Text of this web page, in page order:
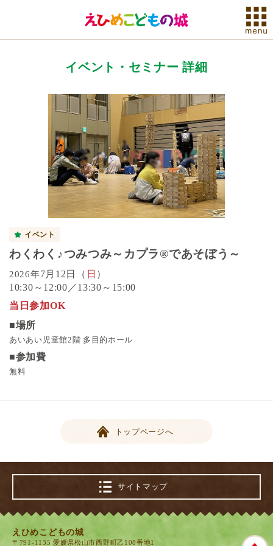
イベント・セミナー 詳細
イベント
わくわく♪つみつみ～カプラ®であそぼう～
2026年7月12日（ 日 ）
10:30～12:00／13:30～15:00
当日参加OK
■場所
あいあい児童館2階 多目的ホール
■参加費
無料
トップページへ
サイトマップ
えひめこどもの城
〒791-1135 愛媛県松山市西野町乙108番地1